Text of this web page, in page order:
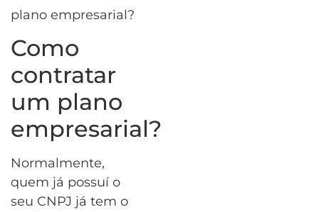
plano empresarial?
Como
contratar
um plano
empresarial?
Normalmente,
quem já possuí o
seu CNPJ já tem o